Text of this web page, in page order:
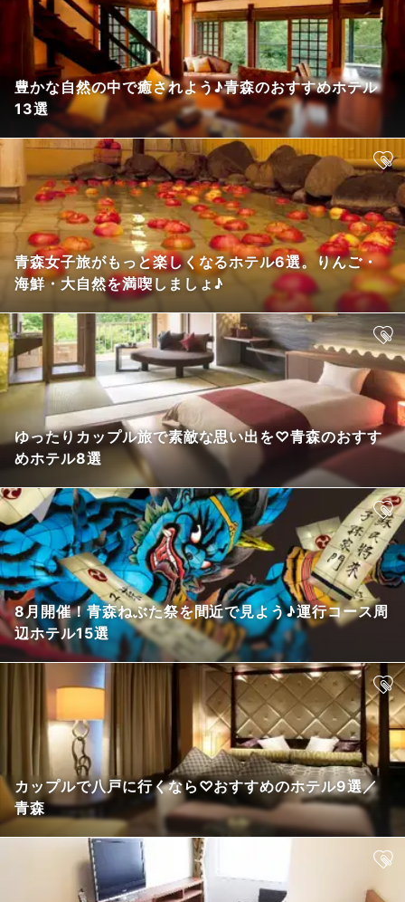
豊かな自然の中で癒されよう♪青森のおすすめホテル
13選
青森女子旅がもっと楽しくなるホテル6選。りんご・
海鮮・大自然を満喫しましょ♪
ゆったりカップル旅で素敵な思い出を♡青森のおすす
めホテル8選
8月開催！青森ねぶた祭を間近で見よう♪運行コース周
辺ホテル15選
カップルで八戸に行くなら♡おすすめのホテル9選／
青森